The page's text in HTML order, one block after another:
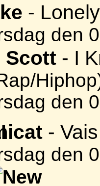
-
den
Scott - I
den
-
den